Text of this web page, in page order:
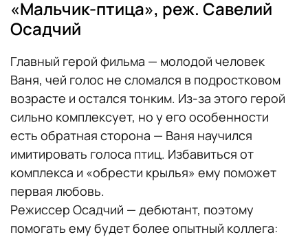
«Мальчик-птица», реж. Савелий
Осадчий
Главный герой фильма — молодой человек
Ваня, чей голос не сломался в подростковом
возрасте и остался тонким. Из-за этого герой
сильно комплексует, но у его особенности
есть обратная сторона — Ваня научился
имитировать голоса птиц. Избавиться от
комплекса и «обрести крылья» ему поможет
первая любовь.
Режиссер Осадчий — дебютант, поэтому
помогать ему будет более опытный коллега: